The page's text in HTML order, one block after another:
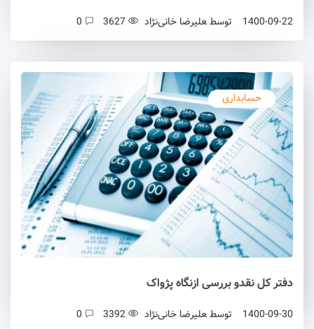
1400-09-22 توسط علیرضا خانی‌نژاد
حسابداری
دفتر کل نقدو بررسی ازنگاه پژواک
1400-09-30 توسط علیرضا خانی‌نژاد